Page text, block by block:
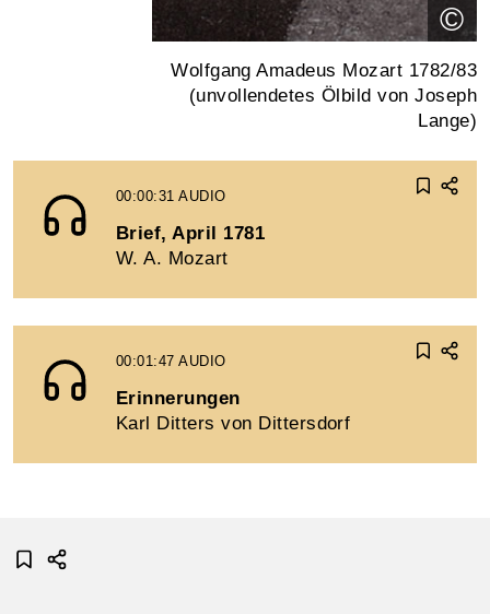
©
Wolfgang Amadeus Mozart 1782/83
(unvollendetes Ölbild von Joseph
Lange)
00:00:31AUDIO
Brief, April 1781
W. A. Mozart
00:01:47AUDIO
Erinnerungen
Karl Ditters von Dittersdorf